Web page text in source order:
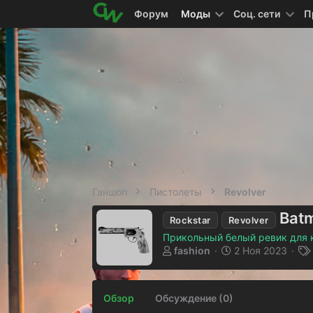
Форум Моды Соц. сети
Ганшоп Пистолеты Revolver
Rockstar Revolver
Прикольный белый ревик для
А
р
fashion
Д
т
2 Ноя 2023
Обзор Обсуждение (0)